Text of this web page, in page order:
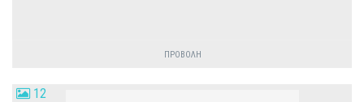
ΠΡΟΒΟΛΗ
12